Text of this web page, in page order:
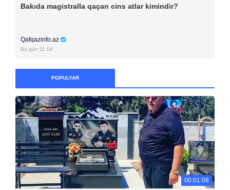
Bakıda magistralla qaçan cins atlar kimindir?
Qafqazinfo.az
Bu gün 11:04
POPULYAR
00:01:08